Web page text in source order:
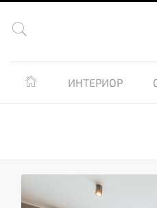

 ИНТЕРИОР